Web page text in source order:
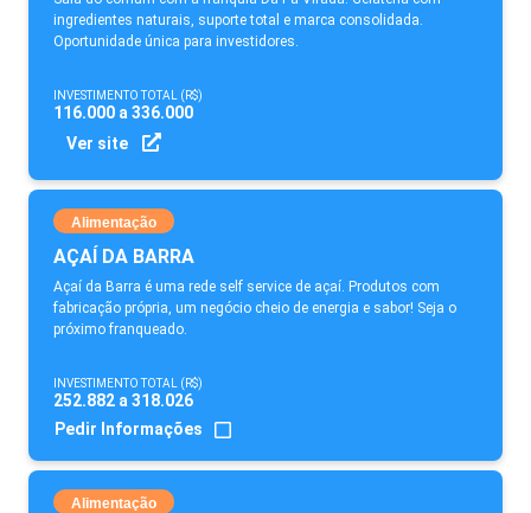
ingredientes naturais, suporte total e marca consolidada.
Oportunidade única para investidores.
INVESTIMENTO TOTAL (R$)
116.000 a 336.000
Ver site
Alimentação
AÇAÍ DA BARRA
Açaí da Barra é uma rede self service de açaí. Produtos com
fabricação própria, um negócio cheio de energia e sabor! Seja o
próximo franqueado.
INVESTIMENTO TOTAL (R$)
252.882 a 318.026
Pedir Informações
Alimentação